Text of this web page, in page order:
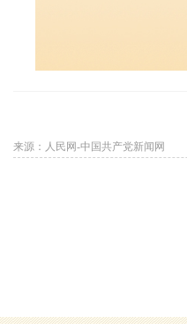
来源：人民网-中国共产党新闻网